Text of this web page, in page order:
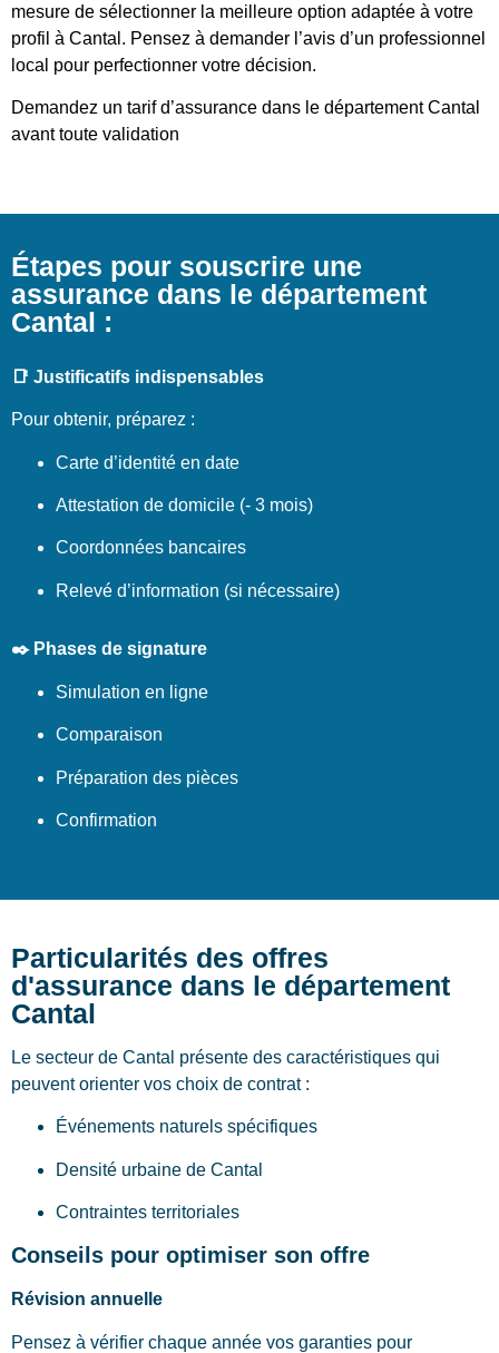
mesure de sélectionner la meilleure option adaptée à votre
profil à Cantal. Pensez à demander l’avis d’un professionnel
local pour perfectionner votre décision.
Demandez un tarif d’assurance dans le département Cantal
avant toute validation
Étapes pour souscrire une
assurance dans le département
Cantal :
📑 Justificatifs indispensables
Pour obtenir, préparez :
Carte d’identité en date
Attestation de domicile (- 3 mois)
Coordonnées bancaires
Relevé d’information (si nécessaire)
✒️ Phases de signature
Simulation en ligne
Comparaison
Préparation des pièces
Confirmation
Particularités des offres
d'assurance dans le département
Cantal
Le secteur de Cantal présente des caractéristiques qui
peuvent orienter vos choix de contrat :
Événements naturels spécifiques
Densité urbaine de Cantal
Contraintes territoriales
Conseils pour optimiser son offre
Révision annuelle
Pensez à vérifier chaque année vos garanties pour